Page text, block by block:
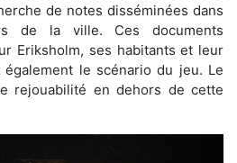
de notes disséminées dans
de la ville. Ces documents
Eriksholm, ses habitants et leur
le scénario du jeu. Le
rejouabilité en dehors de cette